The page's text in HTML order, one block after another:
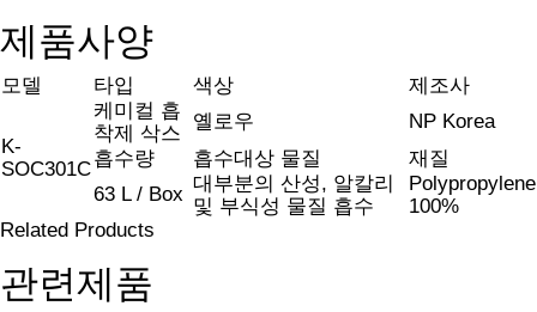
제품사양
모델 타입 색상 제조사
K-
SOC301C
케미컬 흡
착제 삭스
옐로우
NP Korea
흡수량
흡수대상 물질
재질
63 L / Box 대부분의 산성, 알칼리
및 부식성 물질 흡수
Polypropylene
100%
Related Products
관련제품